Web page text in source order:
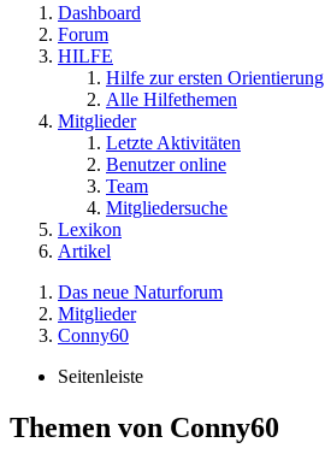
Dashboard
Forum
HILFE
Hilfe zur ersten Orientierung
Alle Hilfethemen
Mitglieder
Letzte Aktivitäten
Benutzer online
Team
Mitgliedersuche
Lexikon
Artikel
Das neue Naturforum
Mitglieder
Conny60
Seitenleiste
Themen von Conny60